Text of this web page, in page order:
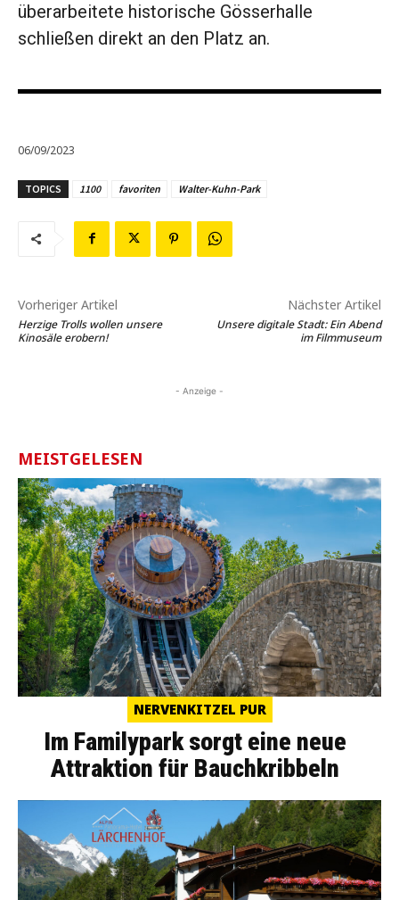
überarbeitete historische Gösserhalle
schließen direkt an den Platz an.
06/09/2023
TOPICS 1100 favoriten Walter-Kuhn-Park
Vorheriger Artikel
Herzige Trolls wollen unsere
Kinosäle erobern!
Nächster Artikel
Unsere digitale Stadt: Ein Abend
im Filmmuseum
- Anzeige -
MEISTGELESEN
NERVENKITZEL PUR
Im Familypark sorgt eine neue
Attraktion für Bauchkribbeln